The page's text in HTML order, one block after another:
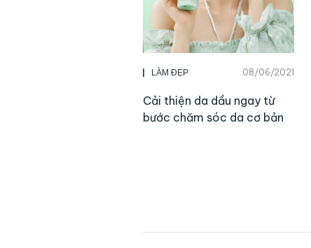
LÀM ĐẸP 08/06/2021
Cải thiện da dầu ngay từ
bước chăm sóc da cơ bản